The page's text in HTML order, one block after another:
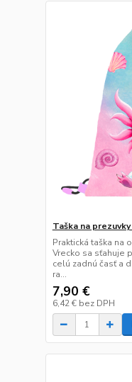
Taška na
Praktická taška na
Vrecko sa sťahuje
celú zadnú časť a
ra...
7,90 €
6,42 € bez DPH